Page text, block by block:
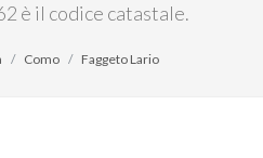
è il codice catastale.
Como Faggeto Lario